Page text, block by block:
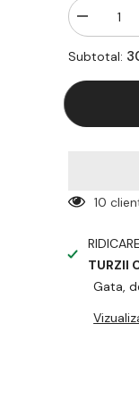
Reduceți
cantitatea
pentru
Ceas
W204
Subtotal:
5
TURZII
Gata,